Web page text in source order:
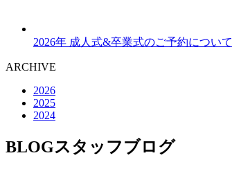
2026年 成人式&卒業式のご予約について
ARCHIVE
2026
2025
2024
BLOGスタッフブログ